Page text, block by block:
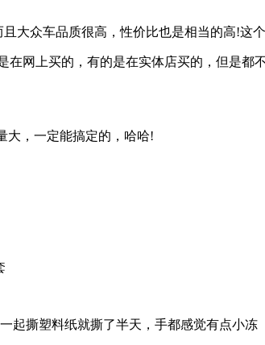
大众车品质很高，性价比也是相当的高!这
上买的，有的是在实体店买的，但是都
大，一定能搞定的，哈哈!
起撕塑料纸就撕了半天，手都感觉有点小冻